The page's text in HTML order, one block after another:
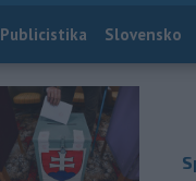
Publicistika Slovensko